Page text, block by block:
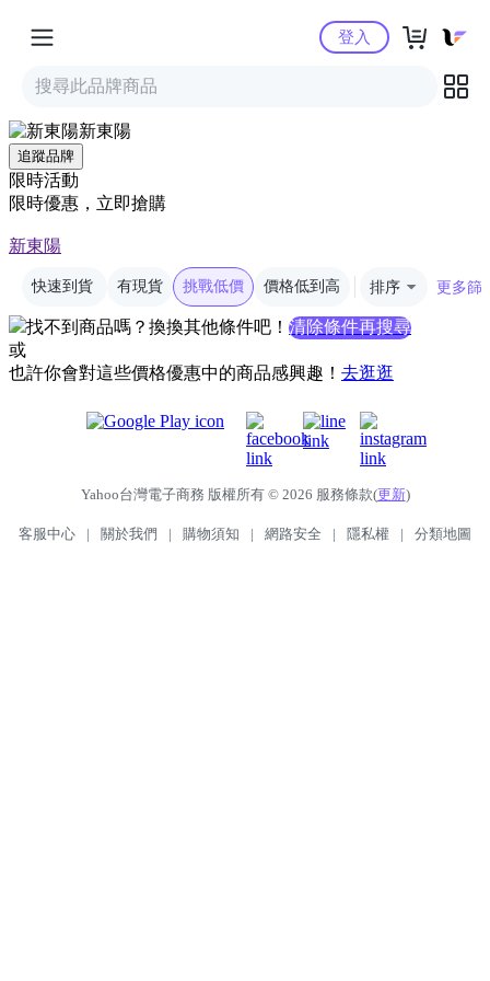
Yahoo購物中心
登入
新東陽
追蹤品牌
限時活動
限時優惠，立即搶購
新東陽
快速到貨 有現貨 挑戰低價 價格低到高 排序 更多篩
找不到商品嗎？換換其他條件吧！ 清除條件再搜尋
或
也許你會對這些價格優惠中的商品感興趣！ 去逛逛
Yahoo台灣電子商務 版權所有 © 2026 服務條款(更新)
客服中心 | 關於我們 | 購物須知 | 網路安全 | 隱私權 | 分類地圖